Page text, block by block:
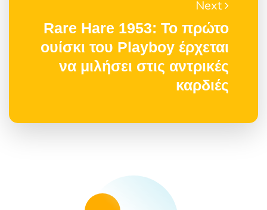
Next
Rare Hare 1953: Το πρώτο
ουίσκι του Playboy έρχεται
να μιλήσει στις αντρικές
καρδιές